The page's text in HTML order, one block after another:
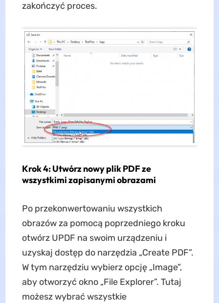
zakończyć proces.
Krok 4: Utwórz nowy plik PDF ze
wszystkimi zapisanymi obrazami
Po przekonwertowaniu wszystkich
obrazów za pomocą poprzedniego kroku
otwórz UPDF na swoim urządzeniu i
uzyskaj dostęp do narzędzia „Create PDF”.
W tym narzędziu wybierz opcję „Image”,
aby otworzyć okno „File Explorer”. Tutaj
możesz wybrać wszystkie